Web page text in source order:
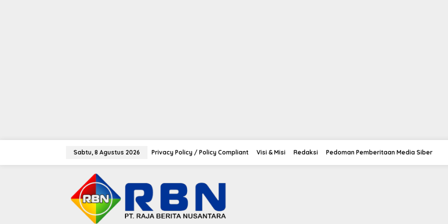
Sabtu, 8 Agustus 2026 Privacy Policy / Policy Compliant Visi & Misi Redaksi Pedoman Pemberitaan Media Siber